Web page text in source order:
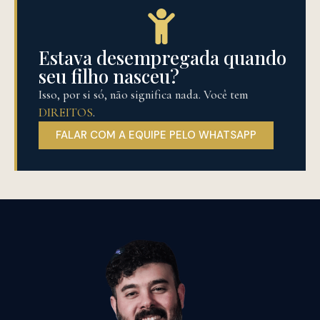
Estava desempregada quando
seu filho nasceu?
Isso, por si só, não significa nada. Você tem
DIREITOS.
FALAR COM A EQUIPE PELO WHATSAPP